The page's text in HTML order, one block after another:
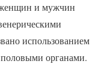
женщин и мужчин
использованием
половыми органами.